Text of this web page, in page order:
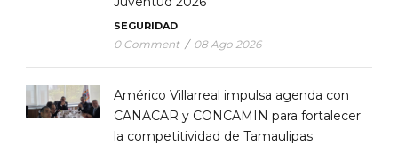
SEGURIDAD
0 Comment / 08 Ago 2026
Américo Villarreal impulsa agenda con
CANACAR y CONCAMIN para fortalecer
la competitividad de Tamaulipas